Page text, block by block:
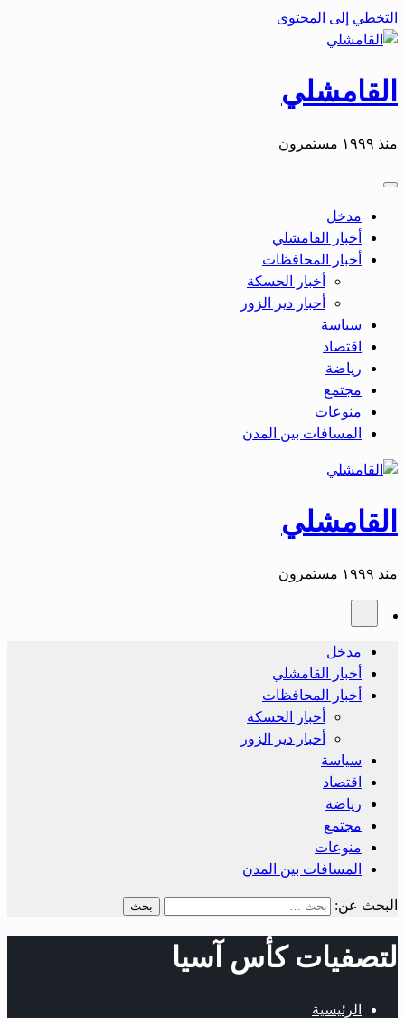
التخطي إلى المحتوى
القامشلي
منذ ١٩٩٩ مستمرون
مدخل
أخبار القامشلي
أخبار المحافظات
أخبار الحسكة
أحبار دير الزور
سياسة
اقتصاد
رياضة
مجتمع
منوعات
المسافات بين المدن
القامشلي
منذ ١٩٩٩ مستمرون
مدخل
أخبار القامشلي
أخبار المحافظات
أخبار الحسكة
أحبار دير الزور
سياسة
اقتصاد
رياضة
مجتمع
منوعات
المسافات بين المدن
البحث عن:
لتصفيات كأس آسيا
الرئيسية